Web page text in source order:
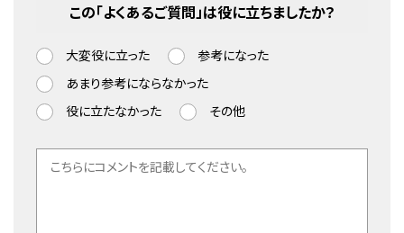
この「よくあるご質問」は役に立ちましたか？
大変役に立った
参考になった
あまり参考にならなかった
役に立たなかった
その他